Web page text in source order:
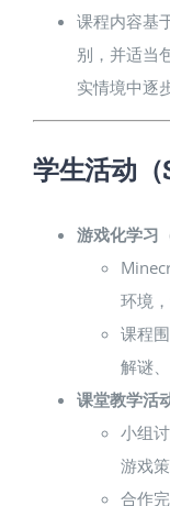
课程内容基
别，并适当
实情境中逐
学生活动
游戏化学习
环境
课程
解谜
课堂教学活
小组
游戏策
合作